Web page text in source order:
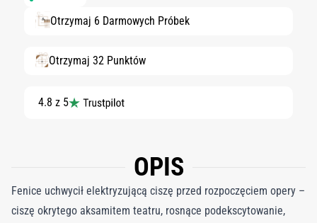
Otrzymaj 6 Darmowych Próbek
Otrzymaj 32 Punktów
4.8 z 5
OPIS
Fenice uchwycił elektryzującą ciszę przed rozpoczęciem opery –
ciszę okrytego aksamitem teatru, rosnące podekscytowanie,